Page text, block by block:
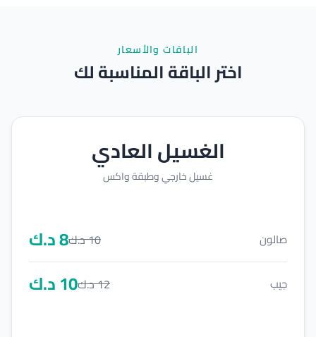
الباقات والأسعار
اختر الباقة المناسبة لك
الغسيل العادي
غسيل خارجي وطبقة واكس
صالون 10د.ك8د.ك
جيب 12د.ك10د.ك